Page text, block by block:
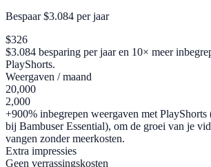
Bespaar $3.084 per jaar
$326
$3.084 besparing per jaar en 10× meer
PlayShorts.
Weergaven / maand
20,000
2,000
+900% inbegrepen weergaven met PlayShorts
bij Bambuser Essential), om de groei van je
vangen zonder meerkosten.
Extra impressies
Geen verrassingskosten